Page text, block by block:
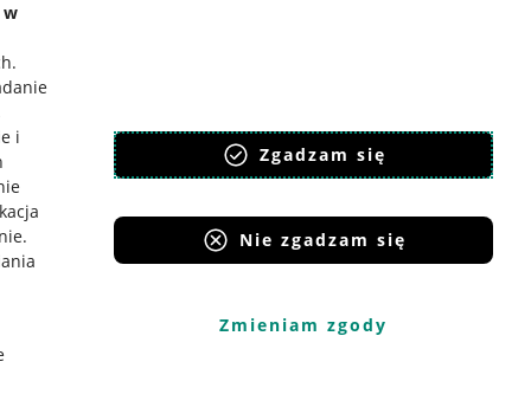
w
.
i
.
Zgadzam się
Nie zgadzam się
Zmieniam zgody